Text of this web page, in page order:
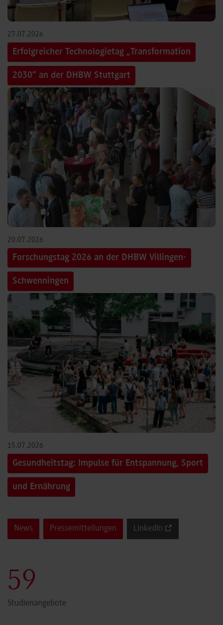
27.07.2026
Erfolgreicher Technologietag „Transformation
2030“ an der DHBW Stuttgart
20.07.2026
Forschungstag 2026 an der DHBW Villingen-
Schwenningen
15.07.2026
Gesundheitstag: Impulse für Entspannung, Sport
und Ernährung
News Pressemitteilungen LinkedIn
60
Studienangebote